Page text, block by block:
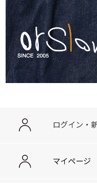
ログイン・
マイページ